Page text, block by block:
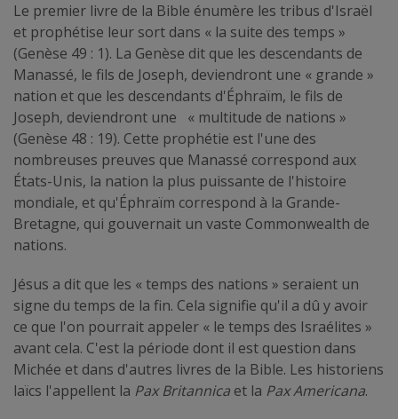
Le premier livre de la Bible énumère les tribus d'Israël
et prophétise leur sort dans « la suite des temps »
(Genèse 49 : 1). La Genèse dit que les descendants de
Manassé, le fils de Joseph, deviendront une « grande »
nation et que les descendants d'Éphraïm, le fils de
Joseph, deviendront une « multitude de nations »
(Genèse 48 : 19). Cette prophétie est l'une des
nombreuses preuves que Manassé correspond aux
États-Unis, la nation la plus puissante de l'histoire
mondiale, et qu'Éphraïm correspond à la Grande-
Bretagne, qui gouvernait un vaste Commonwealth de
nations.
Jésus a dit que les « temps des nations » seraient un
signe du temps de la fin. Cela signifie qu'il a dû y avoir
ce que l'on pourrait appeler « le temps des Israélites »
avant cela. C'est la période dont il est question dans
Michée et dans d'autres livres de la Bible. Les historiens
laïcs l'appellent la Pax Britannica et la Pax Americana.